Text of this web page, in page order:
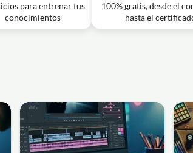
Encoder After Effects | Render After
para entrenar tus
conocimientos
100% gratis, desde el
hasta el